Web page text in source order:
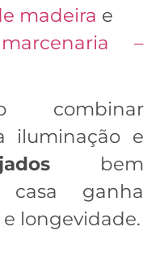
madeira e
–
iluminação e
bem
casa ganha
longevidade.